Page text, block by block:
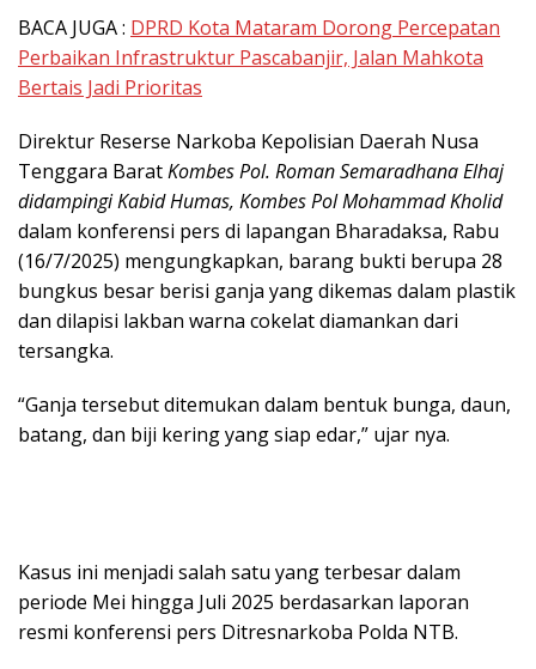
BACA JUGA : DPRD Kota Mataram Dorong Percepatan
Perbaikan Infrastruktur Pascabanjir, Jalan Mahkota
Bertais Jadi Prioritas
Direktur Reserse Narkoba Kepolisian Daerah Nusa
Tenggara BaratKombes Pol. Roman Semaradhana Elhaj
didampingi Kabid Humas, Kombes PolMohammad Kholid
dalam konferensi pers di lapangan Bharadaksa, Rabu
(16/7/2025) mengungkapkan, barang bukti berupa 28
bungkus besar berisi ganja yang dikemas dalam plastik
dan dilapisi lakban warna cokelat diamankan dari
tersangka.
“Ganja tersebut ditemukan dalam bentuk bunga, daun,
batang, dan biji kering yang siap edar,” ujar nya.
Kasus ini menjadi salah satu yang terbesar dalam
periode Mei hingga Juli 2025 berdasarkan laporan
resmi konferensi pers Ditresnarkoba Polda NTB.